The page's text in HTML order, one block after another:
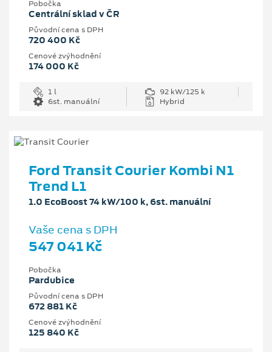
Pobočka
Centrální sklad v ČR
Původní cena s DPH
720 400 Kč
Cenové zvýhodnění
174 000 Kč
1 l
92 kW/125 k
6st. manuální
Hybrid
Ford Transit Courier Kombi N1
Trend L1
1.0 EcoBoost 74 kW/100 k, 6st. manuální
Vaše cena s DPH
547 041 Kč
Pobočka
Pardubice
Původní cena s DPH
672 881 Kč
Cenové zvýhodnění
125 840 Kč